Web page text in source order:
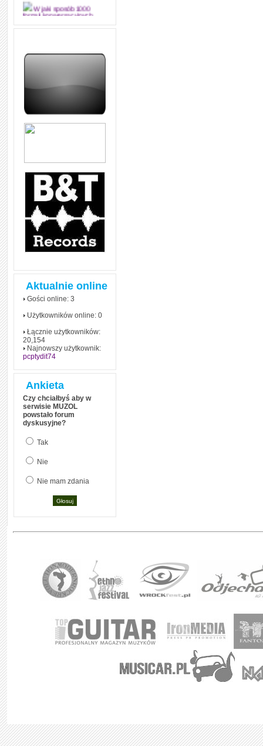
W jaki sposób 1000
formuł konwersacyjnych
pozwoli Ci opanować język
Angielskie przyimki
zapamiętasz
zrozumiale wytłumaczył, na
czym polega mowa zależna
(reported speech) w języku
angielskim
dłużej!
Aktualnie online
Gości online: 3
Użytkowników online: 0
Łącznie użytkowników:
20,154
Najnowszy użytkownik:
pcptydit74
Ankieta
Czy chciałbyś aby w
serwisie MUZOL
powstało forum
dyskusyjne?
Tak
Nie
Nie mam zdania